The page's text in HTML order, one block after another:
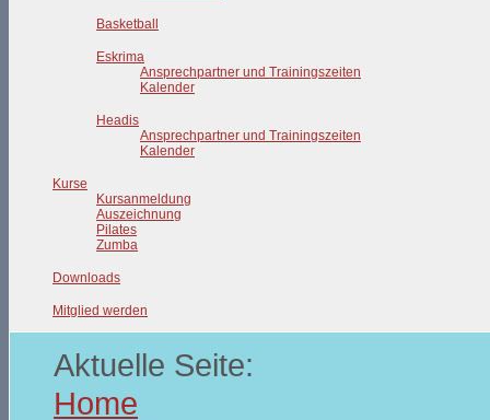
Basketball
Eskrima
Ansprechpartner und Trainingszeiten
Kalender
Headis
Ansprechpartner und Trainingszeiten
Kalender
Kurse
Kursanmeldung
Auszeichnung
Pilates
Zumba
Downloads
Mitglied werden
Aktuelle Seite:
Home